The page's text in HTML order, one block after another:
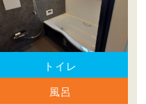
トイレ
風呂